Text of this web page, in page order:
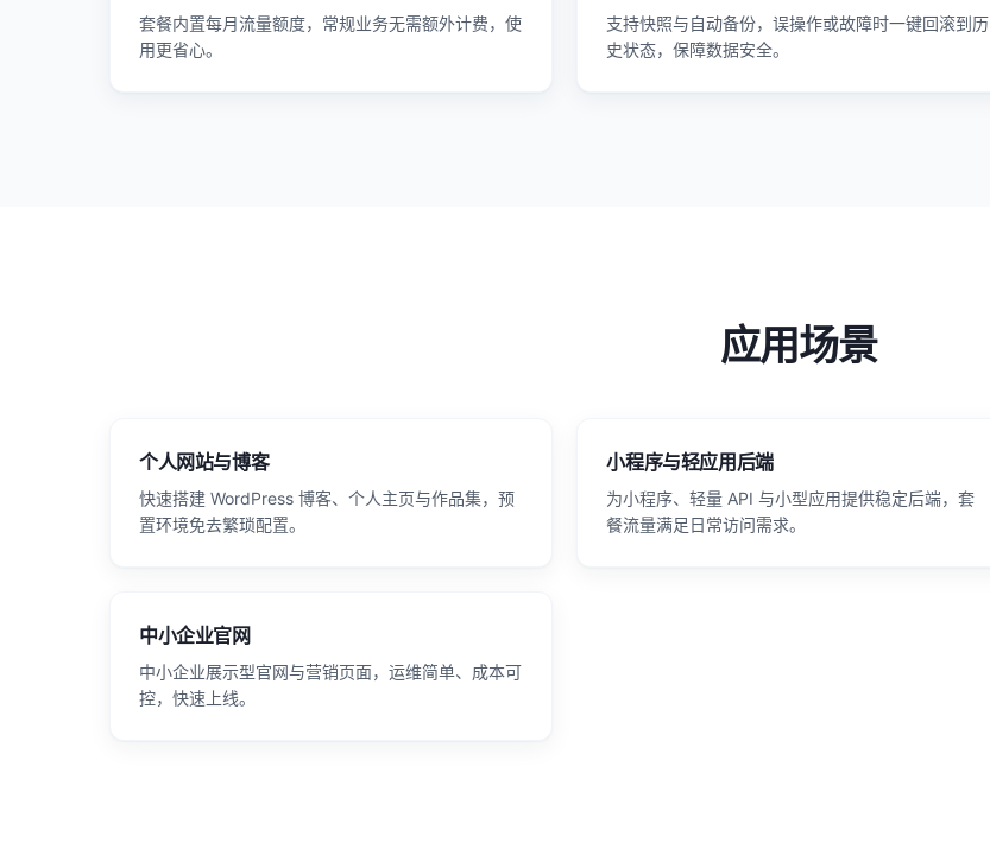
套餐内置每月流量额度，常规业务无需额外计费，使
用更省心。
支持快照与自动备份，误操作或故障时一键回滚到历
史状态，保障数据安全。
应用场景
个人网站与博客
快速搭建 WordPress 博客、个人主页与作品集，预
置环境免去繁琐配置。
小程序与轻应用后端
为小程序、轻量 API 与小型应用提供稳定后端，套
餐流量满足日常访问需求。
中小企业官网
中小企业展示型官网与营销页面，运维简单、成本可
控，快速上线。